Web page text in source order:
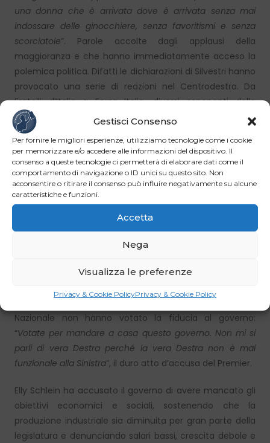
Gestisci Consenso
Per fornire le migliori esperienze, utilizziamo tecnologie come i cookie
per memorizzare e/o accedere alle informazioni del dispositivo. Il
consenso a queste tecnologie ci permetterà di elaborare dati come il
comportamento di navigazione o ID unici su questo sito. Non
acconsentire o ritirare il consenso può influire negativamente su alcune
caratteristiche e funzioni.
Accetta
Nega
Visualizza le preferenze
Privacy & Cookie PolicyPrivacy & Cookie Policy
una donna che è arrivata dove è arrivata senza mai
indossare delle ginocchiere, senza favoritismi e senza
scorciatoie”. Parole accolte dagli applausi della
maggioranza e che hanno immediatamente acceso la
polemica politica. Difatti le dichiarazioni di Silvestri hanno
provocato una serie di reazioni nel Centrodestra. Da
Fratelli d’Italia a Forza Italia, diversi esponenti della
maggioranza hanno parlato di espressioni offensive e
incompatibili con il confronto parlamentare. Il
Capogruppo di FdIGaleazzo Bignami ha chiesto alla
Camera di valutare sanzioni nei confronti del Deputato
pentastellato, mentre esponenti come Matilde
Siracusano, Mara Carfagna, Stefania Craxi e Maurizio
Gasparri hanno espresso solidarietà al Primo Ministro.
Contro il Generale
Vannacci, prendendo per la prima volta le distanze in
Nazionale non hanno votato la fiducia al governo:
“Votate per mandare a casa questo governo. Non mi si
parli di vera Destra perché la vera Destra non è mai
funzionale alla Sinistra”, il duro atto d’accusa del Premier.
Elly Schlein ha accusato il governo di avere mancato gli
obiettivi economici e sociali, sostenendo che la
produzione industriale sia diminuita per gran parte della
legislatura e denunciando salari bassi, crescita debole e